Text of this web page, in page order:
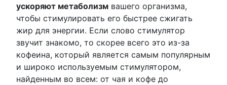
ускоряют метаболизм вашего организма,
чтобы стимулировать его быстрее сжигать
жир для энергии. Если слово стимулятор
звучит знакомо, то скорее всего это из-за
кофеина, который является самым популярным
и широко используемым стимулятором,
найденным во всем: от чая и кофе до